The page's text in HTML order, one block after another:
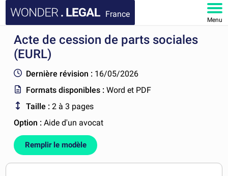
France
Menu
ACCUEIL
FAQ
MON COMPTE
Acte de cession de parts sociales
(EURL)
Dernière révision : 16/05/2026
Formats disponibles :Word et PDF
Taille : 2 à 3 pages
Option :Aide d'un avocat
Remplir le modèle